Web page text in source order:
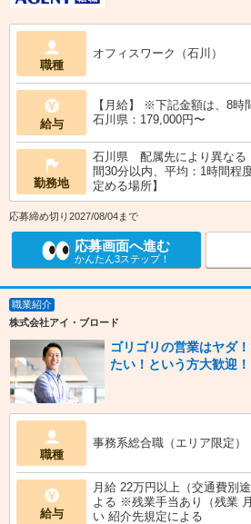
職種
オフィスワーク（石川）
給与
【月給】 ※下記金額は、8時
石川県：179,000円〜
勤務地
石川県 配属先により異なる
間30分以内、平均：1時間程
定める場所】
応募締め切り2027/08/04まで
応募画面へ進む
かんたん3ステップ！
職業紹介
株式会社アイ・ブロード
ゴリゴリの営業はヤダ
たい！という方大歓迎！
職種
事務系総合職（エリア限定）
給与
月給 22万円以上（交通費別
よる ※残業手当あり（残業
い 紹介先規定による